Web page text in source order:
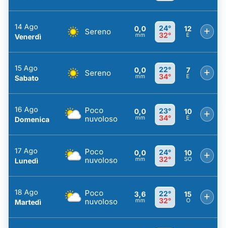
14 Ago
Venerdì
Sereno 0,0
mm
24°
32°
12
E +
15 Ago
Sabato
Sereno 0,0
mm
22°
34°
7
E +
16 Ago
Domenica
Poco
nuvoloso
0,0
mm
23°
34°
10
E +
17 Ago
Lunedì
Poco
nuvoloso
0,0
mm
24°
32°
10
SO +
18 Ago
Martedì
Poco
nuvoloso
3,6
mm
22°
32°
15
O +